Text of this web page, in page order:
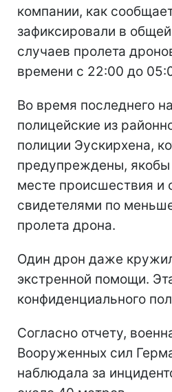
компании, как
зафиксировали в
случаев пролета
времени с 22:00 до
Во время последнего
полицейские из
полиции Эускирхена,
предупреждены, якобы
месте происшествия и
свидетелями по
пролета дрона.
Один дрон даже
экстренной помощи.
конфиденциального
Согласно отчету,
Вооруженных сил
наблюдала за